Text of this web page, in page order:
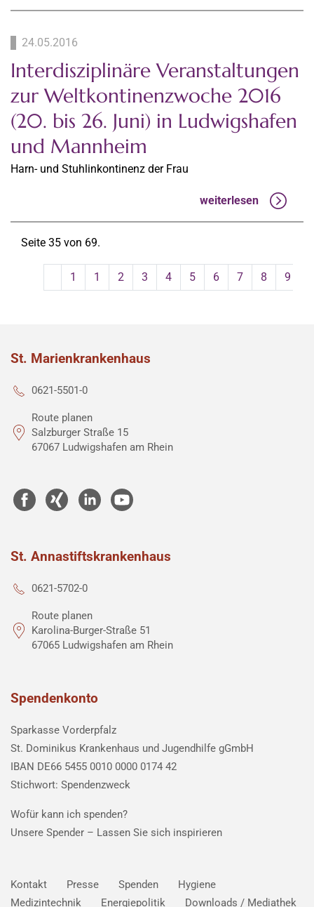
24.05.2016
Interdisziplinäre Veranstaltungen
zur Weltkontinenzwoche 2016
(20. bis 26. Juni) in Ludwigshafen
und Mannheim
Harn- und Stuhlinkontinenz der Frau
weiterlesen
Seite 35 von 69.
1 1 2 3 4 5 6 7 8 9
St. Marienkrankenhaus
0621-5501-0
Route planen
Salzburger Straße 15
67067 Ludwigshafen am Rhein
St. Annastiftskrankenhaus
0621-5702-0
Route planen
Karolina-Burger-Straße 51
67065 Ludwigshafen am Rhein
Spendenkonto
Sparkasse Vorderpfalz
St. Dominikus Krankenhaus und Jugendhilfe gGmbH
IBAN DE66 5455 0010 0000 0174 42
Stichwort: Spendenzweck
Wofür kann ich spenden?
Unsere Spender – Lassen Sie sich inspirieren
Kontakt Presse Spenden
Hygiene
Medizintechnik
Energiepolitik Downloads / Mediathek